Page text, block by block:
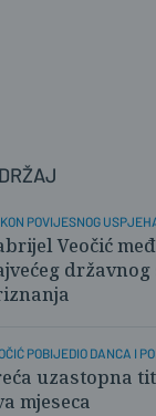
POVIJESNOG
Veočić
POBIJEDIO DANCA I
uzastopna
mjeseca